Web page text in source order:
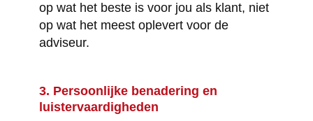
op wat het beste is voor jou als klant, niet
op wat het meest oplevert voor de
adviseur.
3. Persoonlijke benadering en
luistervaardigheden